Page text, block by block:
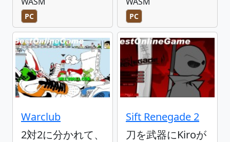
PC PC
Warclub
2対2に分かれて、
Sift Renegade 2
刀を武器にKiroが